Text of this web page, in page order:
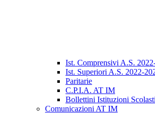
Ist. Comprensivi A.S.
Ist. Superiori A.S. 2022-
Paritarie
C.P.I.A. AT IM
Bollettini Istituzioni
Comunicazioni AT IM